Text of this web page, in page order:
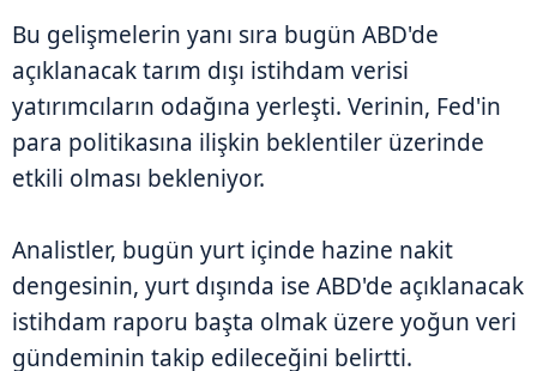
Bu gelişmelerin yanı sıra bugün ABD'de
açıklanacak tarım dışı istihdam verisi
yatırımcıların odağına yerleşti. Verinin, Fed'in
para politikasına ilişkin beklentiler üzerinde
etkili olması bekleniyor.
Analistler, bugün yurt içinde hazine nakit
dengesinin, yurt dışında ise ABD'de açıklanacak
istihdam raporu başta olmak üzere yoğun veri
gündeminin takip edileceğini belirtti.